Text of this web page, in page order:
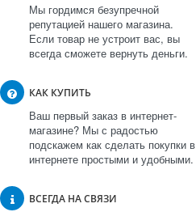
Мы гордимся безупречной
репутацией нашего магазина.
Если товар не устроит вас, вы
всегда сможете вернуть деньги.
КАК КУПИТЬ
Ваш первый заказ в интернет-
магазине? Мы с радостью
подскажем как сделать покупки в
интернете простыми и удобными.
ВСЕГДА НА СВЯЗИ